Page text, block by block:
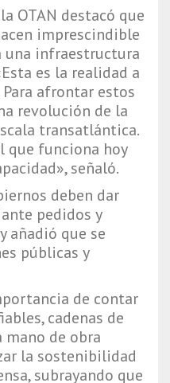
OTAN destacó que
imprescindible
una infraestructura
es la realidad a
afrontar estos
revolución de la
transatlántica.
que funciona hoy
señaló.
deben dar
pedidos y
añadió que se
públicas y
de contar
cadenas de
de obra
la sostenibilidad
subrayando que